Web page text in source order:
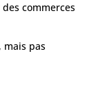
commerces
mais pas